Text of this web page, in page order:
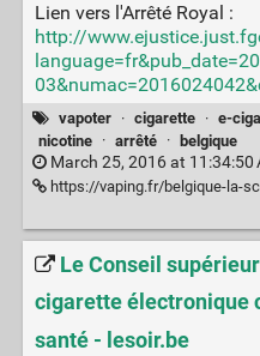
Lien vers l'Arrêté Royal :
http://
vapoter · cigarette · e-
nicotine
· arrêté · belgique
March 25, 2016 at 11:34:50
https://vaping.fr/belgique-la-scandaleuse-
Le Conseil
cigarette électronique
santé - lesoir.be